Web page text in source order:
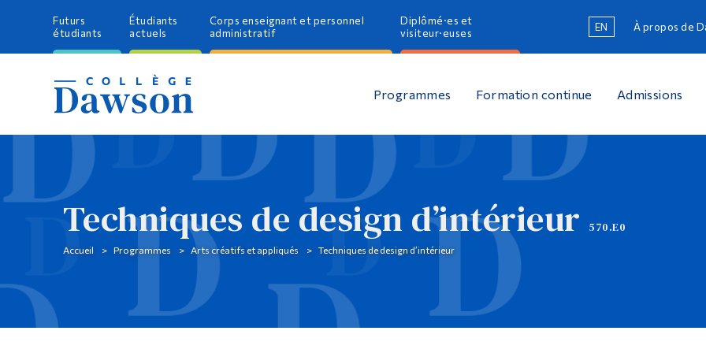
Futurs
étudiants
Étudiants
actuels
Corps enseignant et personnel
administratif
Diplômé·es et
visiteur·euses
EN À propos de
Programmes Formation continue Admissions
Techniques de design d’intérieur 570.E0
Accueil Programmes Arts créatifs et appliqués Techniques de design d’intérieur